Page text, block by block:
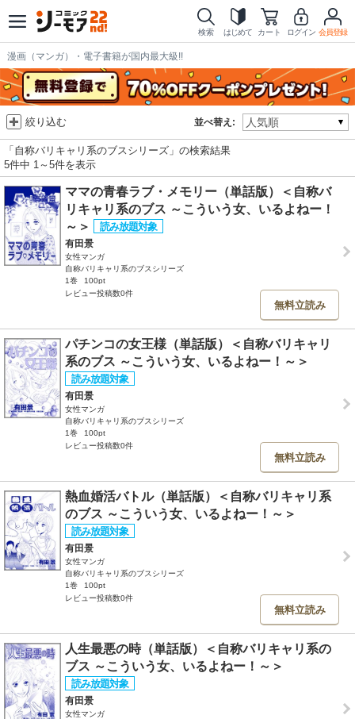
検索 はじめて カート ログイン 会員登録
漫画（マンガ）・電子書籍が国内最大級!!
並べ替え:
絞り込む
「自称バリキャリ系のブスシリーズ」の検索結果
5件中 1～5件を表示
ママの青春ラブ・メモリー（単話版）＜自称バ
リキャリ系のブス ～こういう女、いるよねー！
～＞
有田景
女性マンガ
自称バリキャリ系のブスシリーズ
1巻
100pt
レビュー投稿数0件
無料立読み
パチンコの女王様（単話版）＜自称バリキャリ
系のブス ～こういう女、いるよねー！～＞
有田景
女性マンガ
自称バリキャリ系のブスシリーズ
1巻
100pt
レビュー投稿数0件
無料立読み
熱血婚活バトル（単話版）＜自称バリキャリ系
のブス ～こういう女、いるよねー！～＞
有田景
女性マンガ
自称バリキャリ系のブスシリーズ
1巻
100pt
レビュー投稿数0件
無料立読み
人生最悪の時（単話版）＜自称バリキャリ系の
ブス ～こういう女、いるよねー！～＞
有田景
女性マンガ